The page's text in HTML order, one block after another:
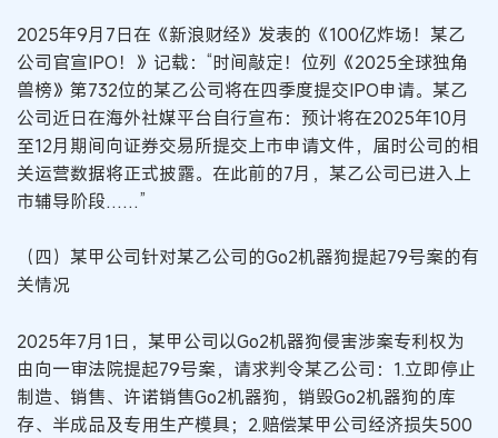
2025年9月7日在《新浪财经》发表的《100亿炸场！某乙
公司官宣IPO！》记载：“时间敲定！位列《2025全球独角
兽榜》第732位的某乙公司将在四季度提交IPO申请。某乙
公司近日在海外社媒平台自行宣布：预计将在2025年10月
至12月期间向证券交易所提交上市申请文件，届时公司的相
关运营数据将正式披露。在此前的7月，某乙公司已进入上
市辅导阶段……”
（四）某甲公司针对某乙公司的Go2机器狗提起79号案的有
关情况
2025年7月1日，某甲公司以Go2机器狗侵害涉案专利权为
由向一审法院提起79号案，请求判令某乙公司：1.立即停止
制造、销售、许诺销售Go2机器狗，销毁Go2机器狗的库
存、半成品及专用生产模具；2.赔偿某甲公司经济损失500